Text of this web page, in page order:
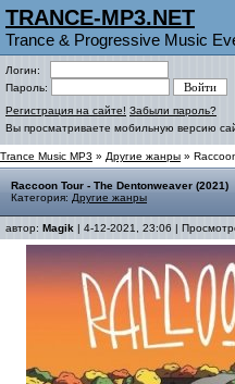
TRANCE-MP3.NET
Trance & Progressive Music
Логин:
Пароль:
Регистрация на сайте! Забыли пароль?
Вы просматриваете мобильную версию
Trance Music MP3 » Другие жанры »
Raccoon Tour - The Dentonweaver (2021)
Категория: Другие жанры
автор: Magik | 4-12-2021, 23:06 |